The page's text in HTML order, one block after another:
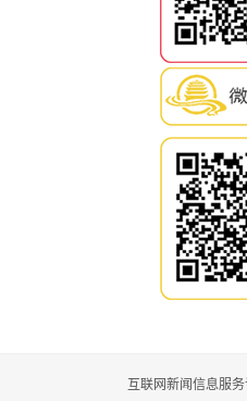
互联网新闻信息服